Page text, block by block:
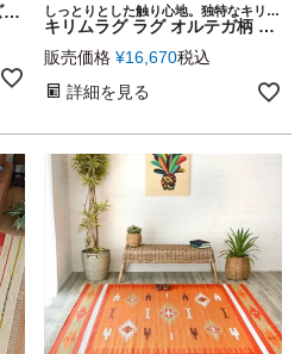
コットンキリムラグ[Lサイズ]200×250cm[Gタイプ](31430)【生活雑貨のELEMENTS本店】
しっとりとした触り心地。独特なキリム柄のラグ
キリムラグ ラグ オルテガ柄 190×130 緑 グリーン [91374]【 カーペット 平織り 敷物 キリム柄 幾何学模様 ネイティブ柄 インテリア おしゃれ 遊牧民 トルコ 】
販売価格 ¥16,670税込
詳細を見る